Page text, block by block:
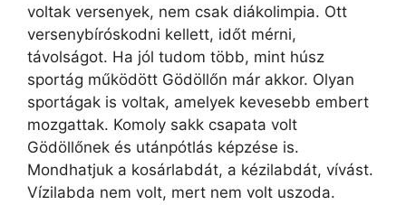
voltak versenyek, nem csak diákolimpia. Ott
versenybíróskodni kellett, időt mérni,
távolságot. Ha jól tudom több, mint húsz
sportág működött Gödöllőn már akkor. Olyan
sportágak is voltak, amelyek kevesebb embert
mozgattak. Komoly sakk csapata volt
Gödöllőnek és utánpótlás képzése is.
Mondhatjuk a kosárlabdát, a kézilabdát, vívást.
Vízilabda nem volt, mert nem volt uszoda.